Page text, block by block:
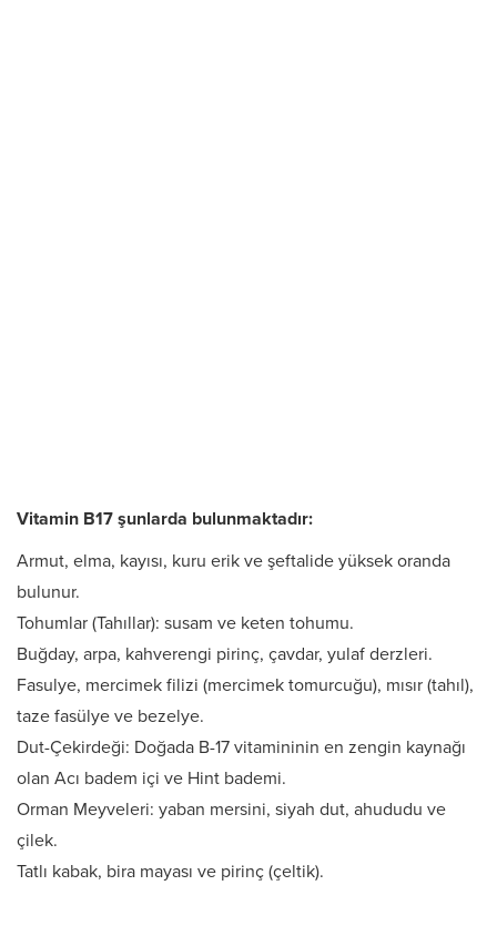
Vitamin B17 şunlarda bulunmaktadır:
Armut, elma, kayısı, kuru erik ve şeftalide yüksek oranda
bulunur.
Tohumlar (Tahıllar): susam ve keten tohumu.
Buğday, arpa, kahverengi pirinç, çavdar, yulaf derzleri.
Fasulye, mercimek filizi (mercimek tomurcuğu), mısır (tahıl),
taze fasülye ve bezelye.
Dut-Çekirdeği: Doğada B-17 vitamininin en zengin kaynağı
olan Acı badem içi ve Hint bademi.
Orman Meyveleri: yaban mersini, siyah dut, ahududu ve
çilek.
Tatlı kabak, bira mayası ve pirinç (çeltik).